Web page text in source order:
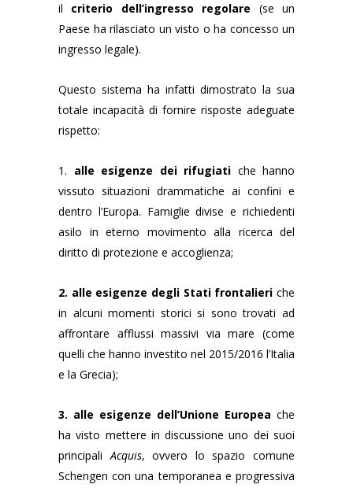
il criterio dell’ingresso regolare (se un
Paese ha rilasciato un visto o ha concesso un
ingresso legale).
Questo sistema ha infatti dimostrato la sua
totale incapacità di fornire risposte adeguate
rispetto:
1. alle esigenze dei rifugiati che hanno
vissuto situazioni drammatiche ai confini e
dentro l’Europa. Famiglie divise e richiedenti
asilo in eterno movimento alla ricerca del
diritto di protezione e accoglienza;
2. alle esigenze degli Stati frontalieri che
in alcuni momenti storici si sono trovati ad
affrontare afflussi massivi via mare (come
quelli che hanno investito nel 2015/2016 l’Italia
e la Grecia);
3. alle esigenze dell’Unione Europea che
ha visto mettere in discussione uno dei suoi
principaliAcquis, ovvero lo spazio comune
Schengen con una temporanea e progressiva